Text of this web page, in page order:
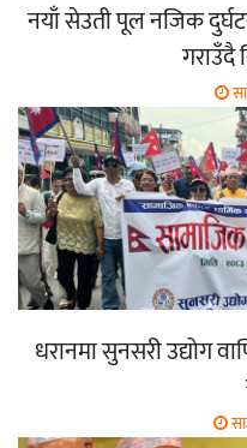
नयाँ सेउती पूल नजिक
गराउँदै
धरानमा सुनसरी उद्योग